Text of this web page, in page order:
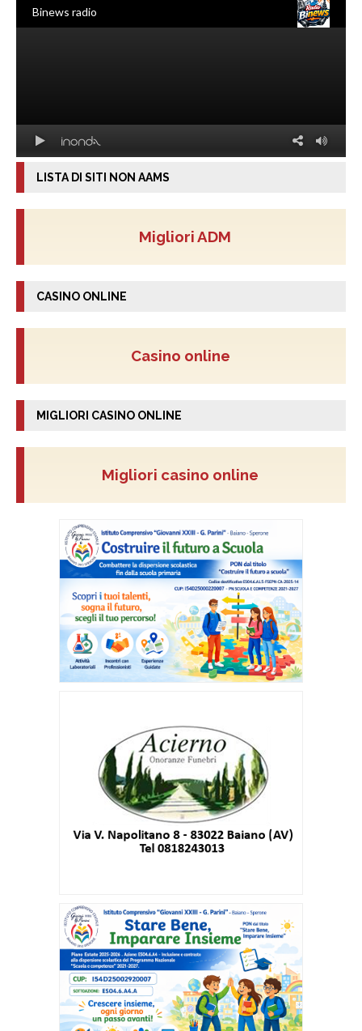
LISTA DI SITI NON AAMS
Migliori ADM
CASINO ONLINE
Casino online
MIGLIORI CASINO ONLINE
Migliori casino online